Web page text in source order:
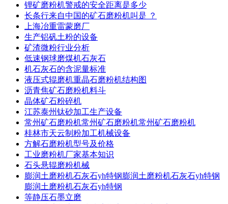
锂矿磨粉机警戒的安全距离是多少
长条行来自中国的矿石磨粉机叫是 ？
上海冶重雷蒙磨厂
生产铝矾土粉的设备
矿渣微粉行业分析
低速钢球磨煤机石灰石
机石灰石的含泥量标准
液压式辊磨机重晶石磨粉机结构图
沥青焦矿石磨粉机料斗
晶体矿石粉碎机
江苏泰州钛砂加工生产设备
常州矿石磨粉机常州矿石磨粉机常州矿石磨粉机
桂林市天云制粉加工机械设备
方解石磨粉机型号及价格
工业磨粉机厂家基本知识
石头悬辊磨粉机械
膨润土磨粉机石灰石yh特钢膨润土磨粉机石灰石yh特钢
膨润土磨粉机石灰石yh特钢
等静压石墨立磨